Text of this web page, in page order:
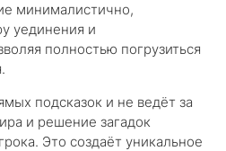
минималистично,
уединения и
полностью погрузиться
подсказок и не ведёт за
и решение загадок
Это создаёт уникальное